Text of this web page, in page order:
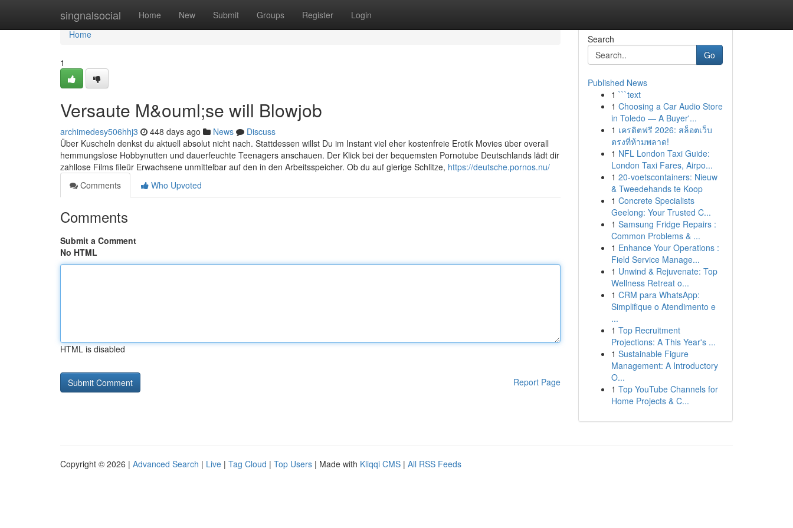
singnalsocial Home New Submit Groups Register Login
Home
Home
1
Versaute M&ouml;se will Blowjob
archimedesy506hhj3 448 days ago News
Discuss
Über Kuscheln denkst du aktuell absolut nicht nach. Stattdessen willst Du im Instant viel eher kostenfreie Erotik Movies über overall
hemmungslose Hobbynutten und dauerfeuchte Teenagers anschauen. Der Klick bei der bequemsten Pornotube Deutschlands lädt dir
zahllose Films fileür Erwachsene unmittelbar auf den in den Arbeitsspeicher. Ob du auf gierige Schlitze, https://deutsche.pornos.nu/
Comments
Who Upvoted
Comments
Submit a Comment
No HTML
HTML is disabled
Report Page
Search
Go
Published News
1 ```text
1 Choosing a Car Audio Store
in Toledo — A Buyer'...
1 เครดิตฟรี 2026: สล็อตเว็บ
ตรงที่ห้ามพลาด!
1 NFL London Taxi Guide:
London Taxi Fares, Airpo...
1 20-voetscontainers: Nieuw
& Tweedehands te Koop
1 Concrete Specialists
Geelong: Your Trusted C...
1 Samsung Fridge Repairs :
Common Problems & ...
1 Enhance Your Operations :
Field Service Manage...
1 Unwind & Rejuvenate: Top
Wellness Retreat o...
1 CRM para WhatsApp:
Simplifique o Atendimento e
...
1 Top Recruitment
Projections: A This Year's ...
1 Sustainable Figure
Management: A Introductory
O...
1 Top YouTube Channels for
Home Projects & C...
Copyright © 2026 | Advanced Search | Live | Tag Cloud | Top Users | Made with Kliqqi CMS | All RSS Feeds